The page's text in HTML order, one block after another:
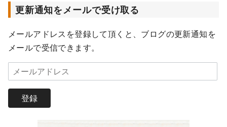
更新通知をメールで受け取る
メールアドレスを登録して頂くと、ブログの更新通知を
メールで受信できます。
メ
ー
ア
登録